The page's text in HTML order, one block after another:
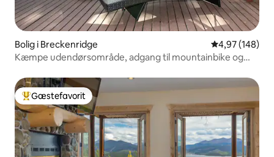
Bolig i Breckenridge 4,97 ud af 5 i
4,97 (148)
Kæmpe udendørsområde, adgang til mountainbike og
Bedste gæstefavorit
Gæstefavorit